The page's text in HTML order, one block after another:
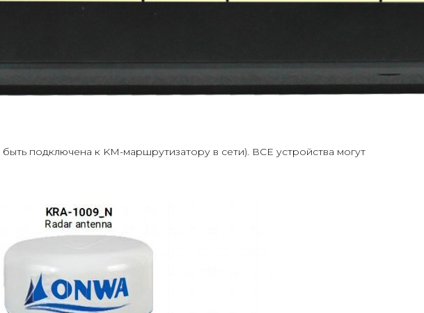
подключена к KM-маршрутизатору в сети). ВСЕ устройства могут